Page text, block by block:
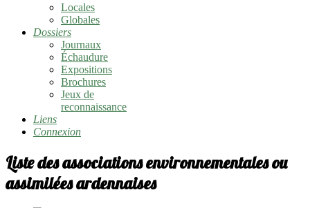
Locales
Globales
Dossiers
Journaux
Échaudure
Expositions
Brochures
Jeux de
reconnaissance
Liens
Connexion
Liste des associations environnementales ou
assimilées ardennaises